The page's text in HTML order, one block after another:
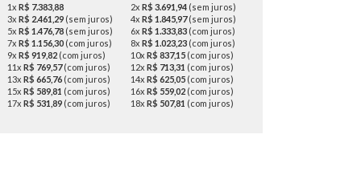
1xR$ 7.383,88 2xR$ 3.691,94 (sem juros)
3xR$ 2.461,29 (sem juros) 4xR$ 1.845,97(sem juros)
5xR$ 1.476,78 (sem juros) 6xR$ 1.333,83 (com juros)
7xR$ 1.156,30 (com juros) 8xR$ 1.023,23 (com juros)
9xR$ 919,82 (com juros) 10xR$ 837,15 (com juros)
11xR$ 769,57(com juros) 12xR$ 713,31 (com juros)
13xR$ 665,76 (com juros) 14xR$ 625,05 (com juros)
15xR$ 589,81 (com juros) 16xR$ 559,02 (com juros)
17xR$ 531,89 (com juros) 18xR$ 507,81 (com juros)